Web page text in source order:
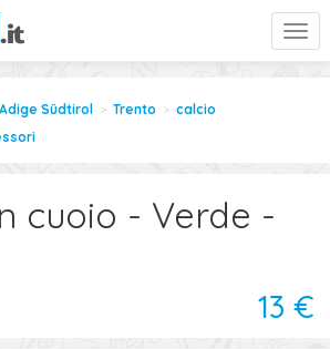
Südtirol Trento
calcio
cuoio - Verde -
13 €